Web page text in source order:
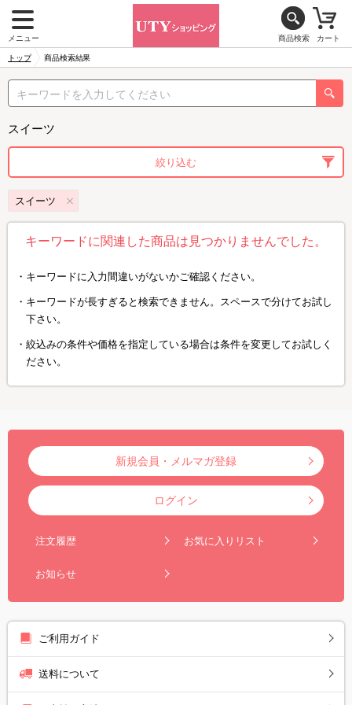
メニュー 商品検索 カート
トップ 商品検索結果
スイーツ
絞り込む
スイーツ
キーワードに関連した商品は見つかりませんでした。
キーワードに入力間違いがないかご確認ください。
キーワードが長すぎると検索できません。スペースで分けてお試し
下さい。
絞込みの条件や価格を指定している場合は条件を変更してお試しく
ださい。
新規会員・メルマガ登録
ログイン
注文履歴 お気に入りリスト
お知らせ
ご利用ガイド
送料について